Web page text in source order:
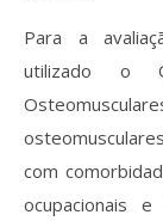
Para a
utilizado o
com
ocupacionais